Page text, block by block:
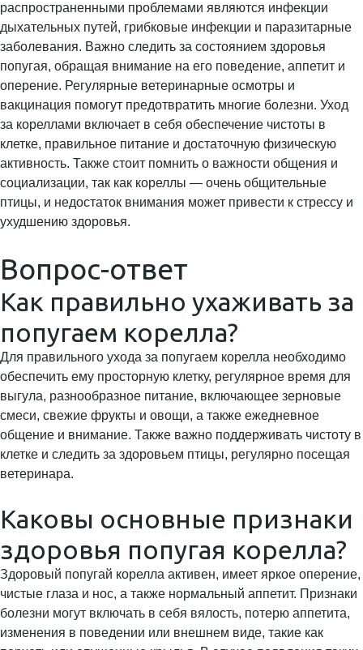
распространенными проблемами являются инфекции
дыхательных путей, грибковые инфекции и паразитарные
заболевания. Важно следить за состоянием здоровья
попугая, обращая внимание на его поведение, аппетит и
оперение. Регулярные ветеринарные осмотры и
вакцинация помогут предотвратить многие болезни. Уход
за кореллами включает в себя обеспечение чистоты в
клетке, правильное питание и достаточную физическую
активность. Также стоит помнить о важности общения и
социализации, так как кореллы — очень общительные
птицы, и недостаток внимания может привести к стрессу и
ухудшению здоровья.
Вопрос-ответ
Как правильно ухаживать за
попугаем корелла?
Для правильного ухода за попугаем корелла необходимо
обеспечить ему просторную клетку, регулярное время для
выгула, разнообразное питание, включающее зерновые
смеси, свежие фрукты и овощи, а также ежедневное
общение и внимание. Также важно поддерживать чистоту в
клетке и следить за здоровьем птицы, регулярно посещая
ветеринара.
Каковы основные признаки
здоровья попугая корелла?
Здоровый попугай корелла активен, имеет яркое оперение,
чистые глаза и нос, а также нормальный аппетит. Признаки
болезни могут включать в себя вялость, потерю аппетита,
изменения в поведении или внешнем виде, такие как